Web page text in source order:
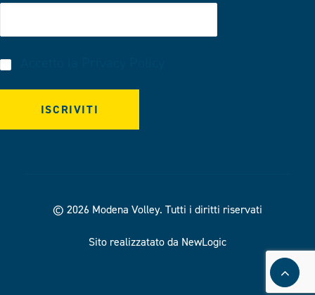
© 2026 Modena Volley. Tutti i diritti riservati
Sito realizzatato da NewLogic